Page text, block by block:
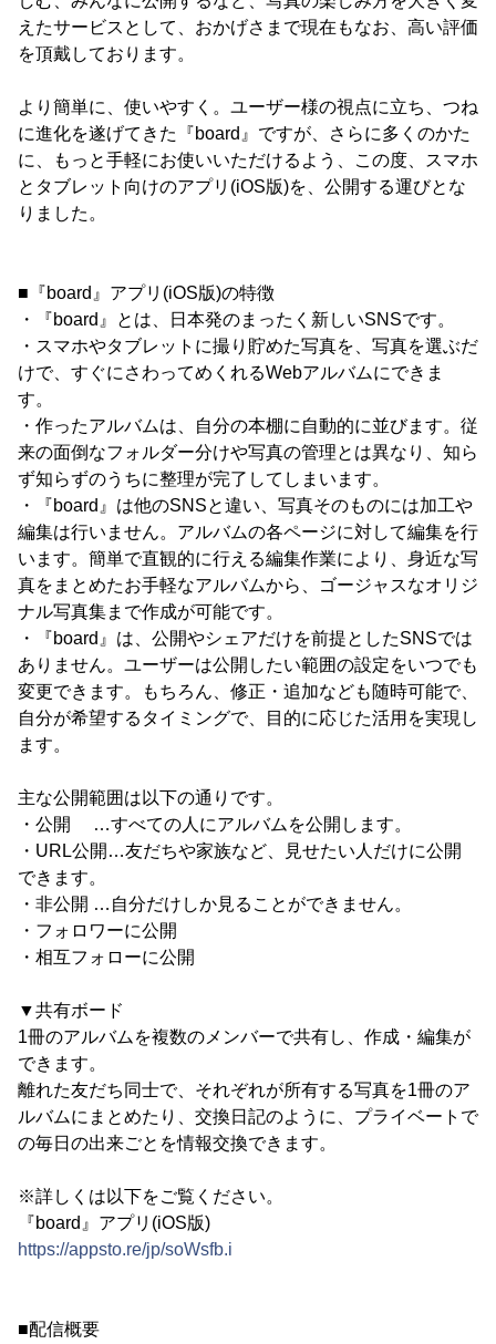
えたサービスとして、おかげさまで現在もなお、高い評価
を頂戴しております。
より簡単に、使いやすく。ユーザー様の視点に立ち、つね
に進化を遂げてきた『board』ですが、さらに多くのかた
に、もっと手軽にお使いいただけるよう、この度、スマホ
とタブレット向けのアプリ(iOS版)を、公開する運びとな
りました。
■『board』アプリ(iOS版)の特徴
・『board』とは、日本発のまったく新しいSNSです。
・スマホやタブレットに撮り貯めた写真を、写真を選ぶだ
けで、すぐにさわってめくれるWebアルバムにできま
す。
・作ったアルバムは、自分の本棚に自動的に並びます。従
来の面倒なフォルダー分けや写真の管理とは異なり、知ら
ず知らずのうちに整理が完了してしまいます。
・『board』は他のSNSと違い、写真そのものには加工や
編集は行いません。アルバムの各ページに対して編集を行
います。簡単で直観的に行える編集作業により、身近な写
真をまとめたお手軽なアルバムから、ゴージャスなオリジ
ナル写真集まで作成が可能です。
・『board』は、公開やシェアだけを前提としたSNSでは
ありません。ユーザーは公開したい範囲の設定をいつでも
変更できます。もちろん、修正・追加なども随時可能で、
自分が希望するタイミングで、目的に応じた活用を実現し
ます。
主な公開範囲は以下の通りです。
・公開 …すべての人にアルバムを公開します。
・URL公開…友だちや家族など、見せたい人だけに公開
できます。
・非公開 …自分だけしか見ることができません。
・フォロワーに公開
・相互フォローに公開
▼共有ボード
1冊のアルバムを複数のメンバーで共有し、作成・編集が
できます。
離れた友だち同士で、それぞれが所有する写真を1冊のア
ルバムにまとめたり、交換日記のように、プライベートで
の毎日の出来ごとを情報交換できます。
※詳しくは以下をご覧ください。
『board』アプリ(iOS版)
https://appsto.re/jp/soWsfb.i
■配信概要